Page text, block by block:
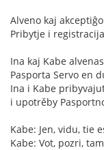
Alveno kaj akceptiĝo
Pribytje i registracija
Ina kaj Kabe
Pasporta Servo en
Ina i Kabe
i upotrěby
Kabe: Jen, vidu, tie
Kabe: Vot, pozri,